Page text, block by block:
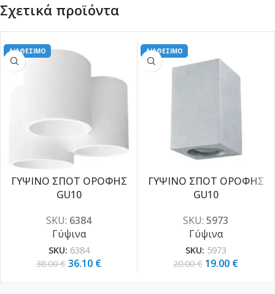
Σχετικά προϊόντα
ΔΙΑΘΕΣΙΜΟ
ΓΥΨΙΝΟ ΣΠΟΤ ΟΡΟΦΗΣ
GU10
SKU: 6384
Γύψινα
SKU: 6384
38.00€ 36.10 €
ΔΙΑΘΕΣΙΜΟ
ΓΥΨΙΝΟ ΣΠΟΤ ΟΡΟΦΗΣ
GU10
SKU: 5973
Γύψινα
SKU: 5973
20.00€ 19.00 €